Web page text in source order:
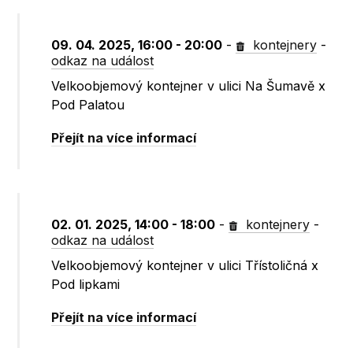
09. 04. 2025, 16:00 - 20:00 - kontejnery -
odkaz na událost
Velkoobjemový kontejner v ulici Na Šumavě x
Pod Palatou
Přejít na více informací
02. 01. 2025, 14:00 - 18:00 - kontejnery -
odkaz na událost
Velkoobjemový kontejner v ulici Třístoličná x
Pod lipkami
Přejít na více informací